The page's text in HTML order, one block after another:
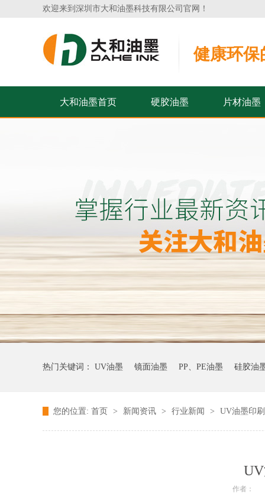
欢迎来到深圳市大和油墨科技有限公司官网！
健康环保
大和油墨首页 硬胶油墨 片材油墨
热门关键词： UV油墨 镜面油墨 PP、PE油墨 硅胶油
您的位置: 首页 > 新闻资讯 > 行业新闻 > UV油墨印
作者：